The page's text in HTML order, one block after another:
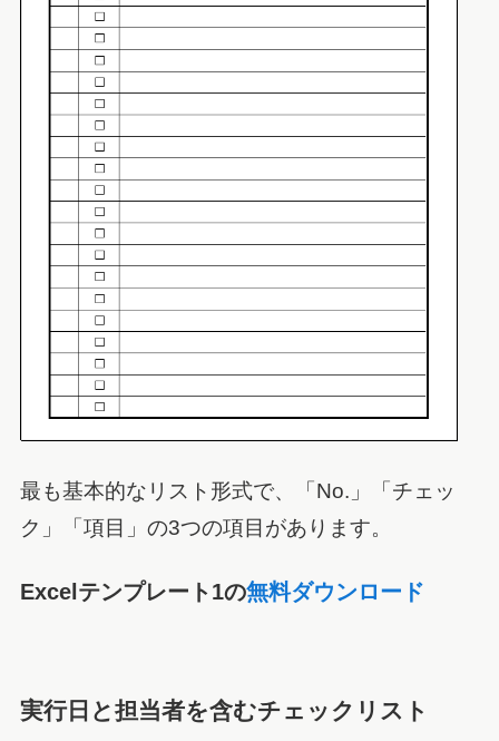
最も基本的なリスト形式で、「No.」「チェッ
ク」「項目」の3つの項目があります。
Excelテンプレート1の無料ダウンロード
実行日と担当者を含むチェックリスト